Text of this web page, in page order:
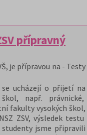
přípravný
je přípravou na - Testy
ucházejí o přijetí na
např. právnické,
fakulty vysokých škol,
ZSV, výsledek testu
jsme připravili